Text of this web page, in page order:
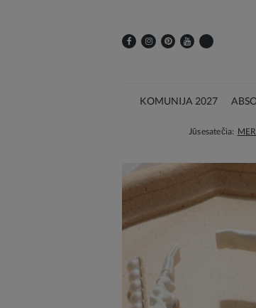
KOMUNIJA 2027
Jūs esate čia: